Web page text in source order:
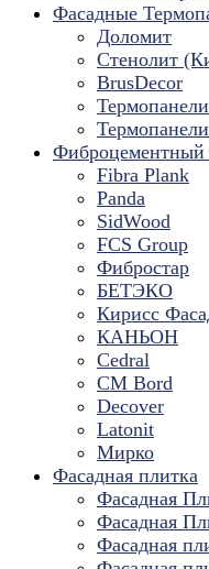
Фасадные
Доломит
Стенолит
BrusDecor
Фиброцементный
Fibra Plank
Panda
SidWood
FCS Group
Фибростар
БЕТЭКО
Кирисс
КАНЬОН
Cedral
CM Bord
Decover
Latonit
Мирко
Фасадная плитка
Фасадная
Фасадная
Фасадная